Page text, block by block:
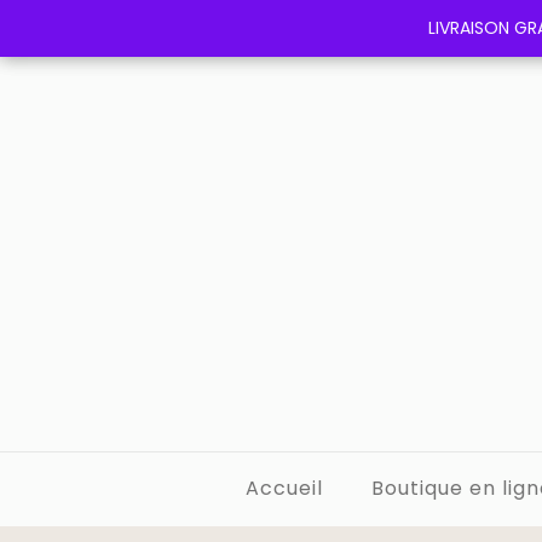
Accueil Boutique en
LIVRAISON
LIVRAISON